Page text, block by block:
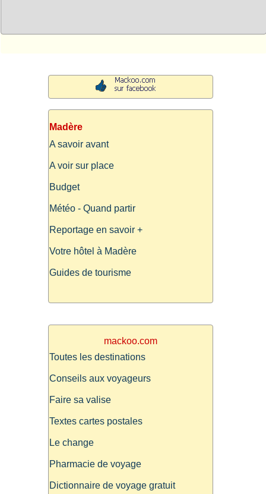
Madère
A savoir avant
A voir sur place
Budget
Météo - Quand partir
Reportage en savoir +
Votre hôtel à Madère
Guides de tourisme
mackoo.com
Toutes les destinations
Conseils aux voyageurs
Faire sa valise
Textes cartes postales
Le change
Pharmacie de voyage
Dictionnaire de voyage gratuit